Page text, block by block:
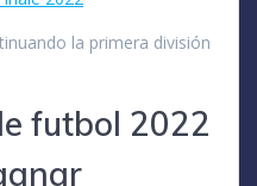
la primera división
futbol 2022